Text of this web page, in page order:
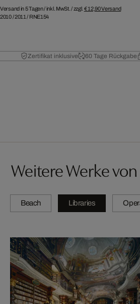
Versand in 5 Tagen /inkl. MwSt. / zzgl. € 12,90Versand
2010/2011 / RNE154
Zertifikat inklusive 60 Tage Rückgabe
Weitere Werke
Beach Libraries